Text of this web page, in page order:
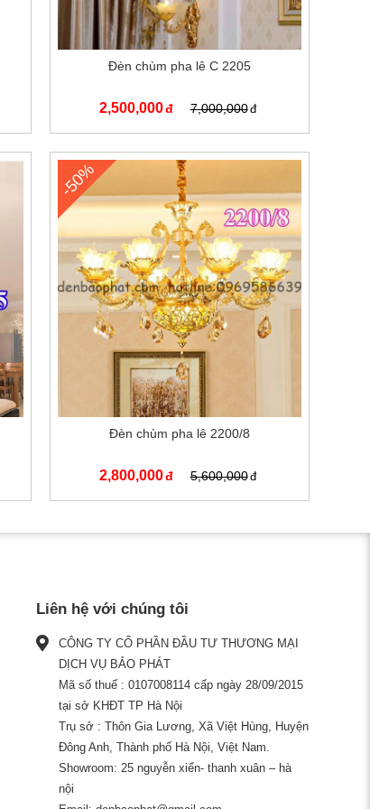
Đèn chùm pha lê C 2205
2,500,000 7,000,000
-50%
Đèn chùm pha lê 2200/8
2,800,000 5,600,000
Liên hệ với chúng tôi
CÔNG TY CỔ PHẦN ĐẦU TƯ THƯƠNG MẠI
DỊCH VỤ BẢO PHÁT
Mã số thuế : 0107008114 cấp ngày 28/09/2015
tại sở KHĐT TP Hà Nội
Trụ sở : Thôn Gia Lương, Xã Việt Hùng, Huyện
Đông Anh, Thành phố Hà Nội, Việt Nam.
Showroom: 25 nguyễn xiển- thanh xuân – hà
nội